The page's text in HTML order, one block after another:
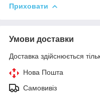
Приховати
Умови доставки
Доставка здійснюється
Нова Пошта
Самовивіз